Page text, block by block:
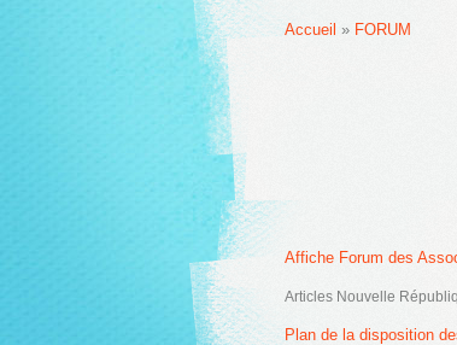
Accueil » FORUM
Affiche Forum des
Articles Nouvelle
Plan de la disposition